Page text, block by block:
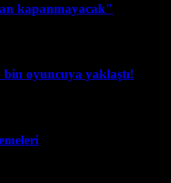
kapanmayacak"
oyuncuya yaklaştı!